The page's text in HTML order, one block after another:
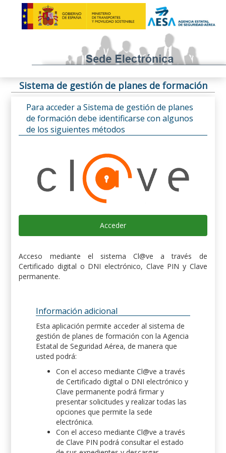
Sistema de gestión de planes de formación
Para acceder a Sistema de gestión de planes
de formación debe identificarse con algunos
de los siguientes métodos
Acceder
Acceso mediante el sistema Cl@ve a través de
Certificado digital o DNI electrónico, Clave PIN y Clave
permanente.
Información adicional
Esta aplicación permite acceder al sistema de
gestión de planes de formación con la Agencia
Estatal de Seguridad Aérea, de manera que
usted podrá:
Con el acceso mediante Cl@ve a través
de Certificado digital o DNI electrónico y
Clave permanente podrá firmar y
presentar solicitudes y realizar todas las
opciones que permite la sede
electrónica.
Con el acceso mediante Cl@ve a través
de Clave PIN podrá consultar el estado